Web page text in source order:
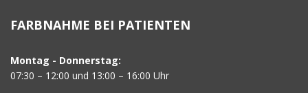
FARBNAHME BEI PATIENTEN
Montag - Donnerstag:
07:30 – 12:00 und 13:00 – 16:00 Uhr